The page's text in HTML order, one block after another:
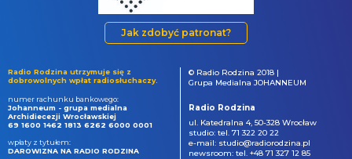
Jak zdobyć patronat?
Radio Rodzina utrzymuje się z
dobrowolnych wpłat radiosłuchaczy.
numer rachunku bankowego:
Johanneum - grupa medialna
Archidiecezji Wrocławskiej
69 1600 1462 1813 6262 6000 0001
wpłaty z tytułem:
DAROWIZNA NA RADIO RODZINA
© Radio Rodzina 2018 |
Grupa Medialna JOHANNEUM
Radio Rodzina
ul. Katedralna 4, 50-328 Wrocław
studio: tel. 71 322 20 22
e-mail: studio@radiorodzina.pl
newsroom: tel. +48 71 327 12 85